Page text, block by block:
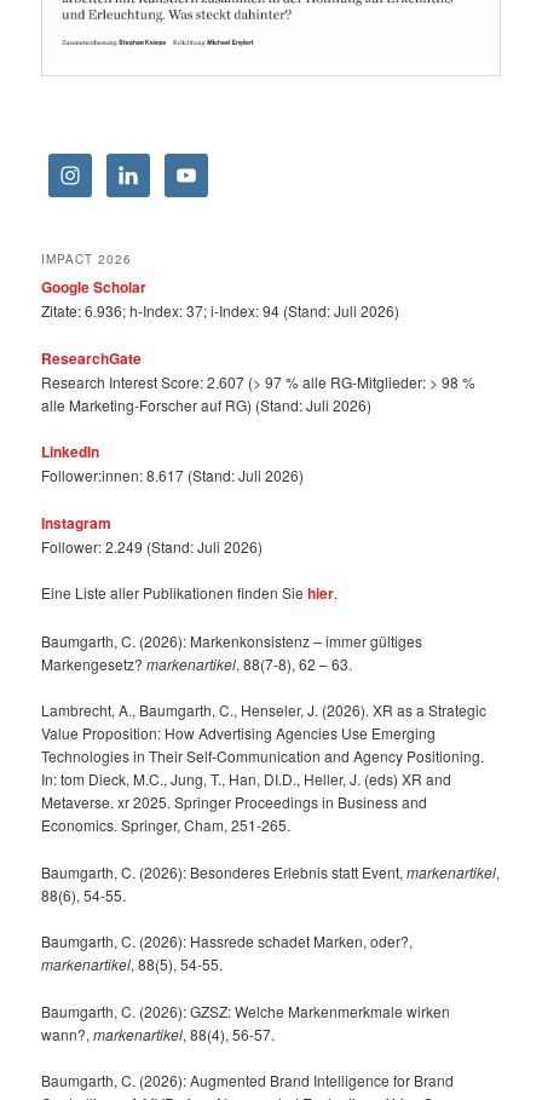
IMPACT 2026
Google Scholar
Zitate: 6.936; h-Index: 37; i-Index: 94 (Stand: Juli 2026)
ResearchGate
Research Interest Score: 2.607 (> 97 % alle RG-Mitglieder: > 98 %
alle Marketing-Forscher auf RG) (Stand: Juli 2026)
LinkedIn
Follower:innen: 8.617 (Stand: Juli 2026)
Instagram
Follower: 2.249 (Stand: Juli 2026)
Eine Liste aller Publikationen finden Siehier.
Baumgarth, C. (2026): Markenkonsistenz – immer gültiges
Markengesetz?markenartikel, 88(7-8), 62 – 63.
Lambrecht, A., Baumgarth, C., Henseler, J. (2026). XR as a Strategic
Value Proposition: How Advertising Agencies Use Emerging
Technologies in Their Self-Communication and Agency Positioning.
In: tom Dieck, M.C., Jung, T., Han, DI.D., Heller, J. (eds) XR and
Metaverse. xr 2025. Springer Proceedings in Business and
Economics. Springer, Cham, 251-265.
Baumgarth, C. (2026): Besonderes Erlebnis statt Event,markenartikel,
88(6), 54-55.
Baumgarth, C. (2026): Hassrede schadet Marken, oder?,
markenartikel, 88(5), 54-55.
Baumgarth, C. (2026): GZSZ: Welche Markenmerkmale wirken
wann?,markenartikel, 88(4), 56-57.
Baumgarth, C. (2026): Augmented Brand Intelligence for Brand